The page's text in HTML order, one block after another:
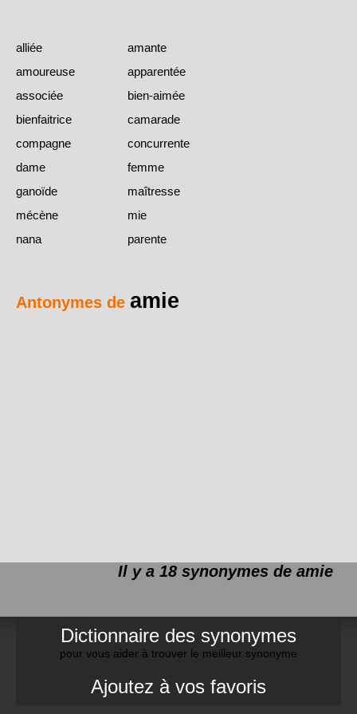
alliée
amante
amoureuse
apparentée
associée
bien-aimée
bienfaitrice
camarade
compagne
concurrente
dame
femme
ganoïde
maîtresse
mécène
mie
nana
parente
Antonymes de amie
Il y a 18 synonymes de amie
Dictionnaire des synonymes
pour vous aider à trouver le meilleur synonyme
Ajoutez à vos favoris